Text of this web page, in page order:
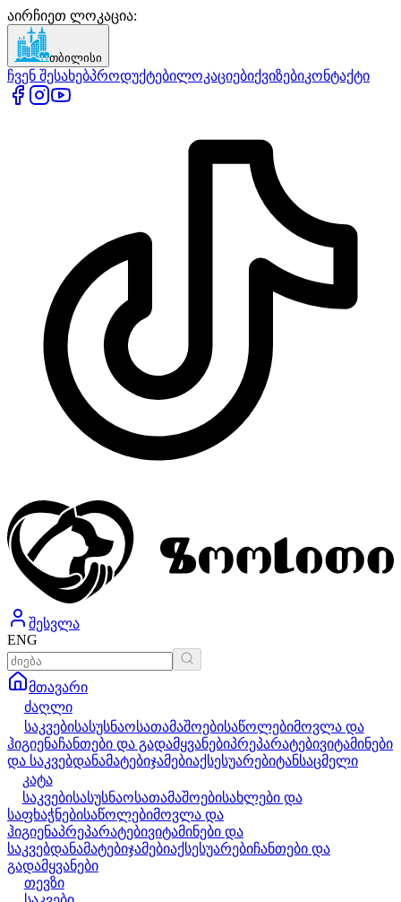
აირჩიეთ ლოკაცია:
თბილისი
ჩვენ შესახებპროდუქტებილოკაციებიქვიზებიკონტაქტი
შესვლა
ENG
მთავარი
ძაღლი
საკვებისასუსნაოსათამაშოებისაწოლებიმოვლა და
ჰიგიენაჩანთები და გადამყვანებიპრეპარატებივიტამინები
და საკვებდანამატებიჯამებიაქსესუარებიტანსაცმელი
კატა
საკვებისასუსნაოსათამაშოებისახლები და
საფხაჭნებისაწოლებიმოვლა და
ჰიგიენაპრეპარატებივიტამინები და
საკვებდანამატებიჯამებიაქსესუარებიჩანთები და
გადამყვანები
თევზი